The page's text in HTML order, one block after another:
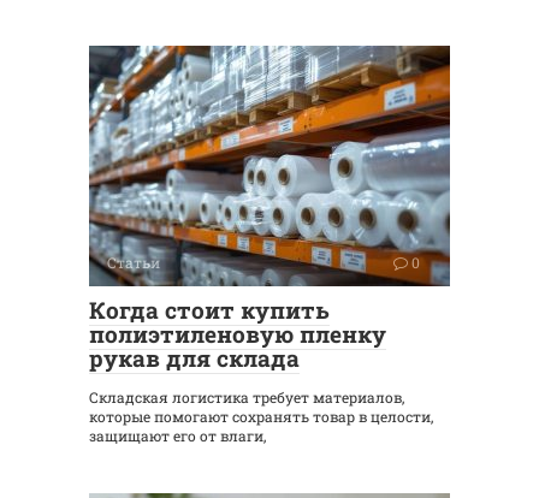
Статьи 0
Когда стоит купить
полиэтиленовую пленку
рукав для склада
Складская логистика требует материалов,
которые помогают сохранять товар в целости,
защищают его от влаги,